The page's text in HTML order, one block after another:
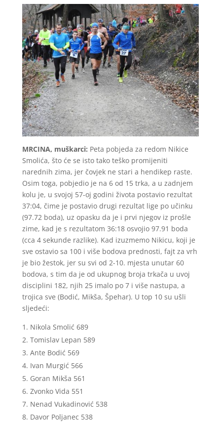
MRCINA, muškarci: Peta pobjeda za redom Nikice
Smolića, što će se isto tako teško promijeniti
narednih zima, jer čovjek ne stari a hendikep raste.
Osim toga, pobjedio je na 6 od 15 trka, a u zadnjem
kolu je, u svojoj 57-oj godini života postavio rezultat
37:04, čime je postavio drugi rezultat lige po učinku
(97.72 boda), uz opasku da je i prvi njegov iz prošle
zime, kad je s rezultatom 36:18 osvojio 97.91 boda
(cca 4 sekunde razlike). Kad izuzmemo Nikicu, koji je
sve ostavio sa 100 i više bodova prednosti, fajt za vrh
je bio žestok, jer su svi od 2-10. mjesta unutar 60
bodova, s tim da je od ukupnog broja trkača u uvoj
disciplini 182, njih 25 imalo po 7 i više nastupa, a
trojica sve (Bodić, Mikša, Špehar). U top 10 su ušli
sljedeći:
Nikola Smolić 689
Tomislav Lepan 589
Ante Bodić 569
Ivan Murgić 566
Goran Mikša 561
Zvonko Vida 551
Nenad Vukadinović 538
Davor Poljanec 538